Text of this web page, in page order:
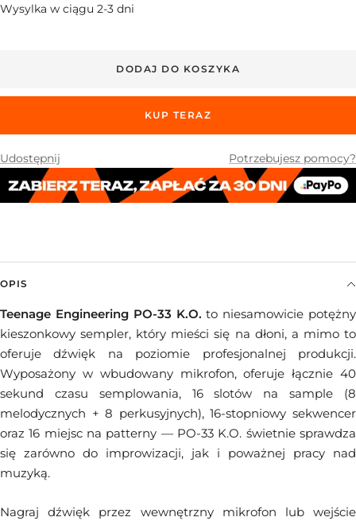
Wysylka w ciągu 2-3 dni
DODAJ DO KOSZYKA
KUP TERAZ
Udostępnij Potrzebujesz pomocy?
OPIS
Teenage Engineering PO-33 K.O. to niesamowicie potężny
kieszonkowy sempler, który mieści się na dłoni, a mimo to
oferuje dźwięk na poziomie profesjonalnej produkcji.
Wyposażony w wbudowany mikrofon, oferuje łącznie 40
sekund czasu semplowania, 16 slotów na sample (8
melodycznych + 8 perkusyjnych), 16-stopniowy sekwencer
oraz 16 miejsc na patterny — PO-33 K.O. świetnie sprawdza
się zarówno do improwizacji, jak i poważnej pracy nad
muzyką.
Nagraj dźwięk przez wewnętrzny mikrofon lub wejście